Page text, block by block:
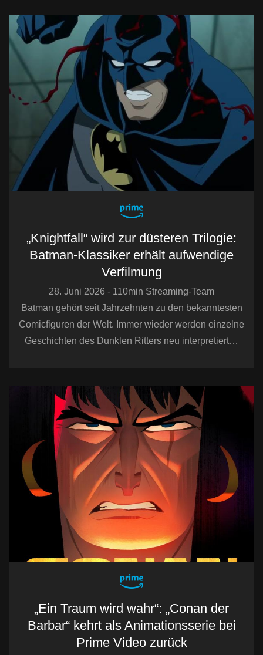
„Knightfall“ wird zur düsteren Trilogie:
Batman-Klassiker erhält aufwendige
Verfilmung
28. Juni 2026 - 110min Streaming-Team
Batman gehört seit Jahrzehnten zu den bekanntesten
Comicfiguren der Welt. Immer wieder werden einzelne
Geschichten des Dunklen Ritters neu interpretiert…
„Ein Traum wird wahr“: „Conan der
Barbar“ kehrt als Animationsserie bei
Prime Video zurück